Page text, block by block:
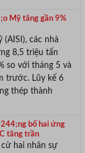
Mỹ tăng gần 9%
(AISI), các nhà
8,5 triệu tấn
so với tháng 5 và
trước. Lũy kế 6
thép thành
bố hai ứng
tăng trần
hai nhân sự